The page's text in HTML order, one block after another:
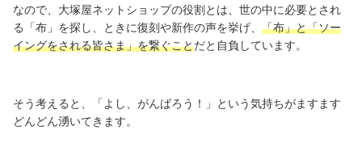
なので、大塚屋ネットショップの役割とは、世の中に必要とされ
る「布」を探し、ときに復刻や新作の声を挙げ、 「布」と「ソー
イングをされる皆さま」を繋ぐことだと自負しています。
そう考えると、「よし、がんばろう！」という気持ちがますます
どんどん湧いてきます。